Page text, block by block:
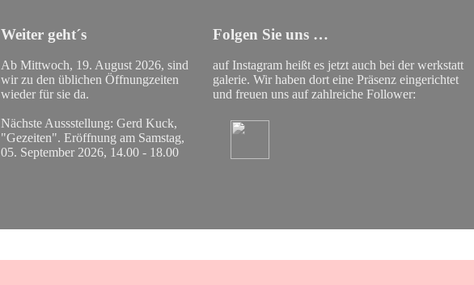
Weiter geht´s
Ab Mittwoch, 19. August 2026, sind
wir zu den üblichen Öffnungzeiten
wieder für sie da.
Nächste Aussstellung: Gerd Kuck,
"Gezeiten". Eröffnung am Samstag,
05. September 2026, 14.00 - 18.00
Folgen Sie uns …
auf Instagram heißt es jetzt auch bei der werkstatt
galerie. Wir haben dort eine Präsenz eingerichtet
und freuen uns auf zahlreiche Follower: